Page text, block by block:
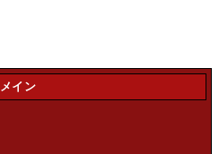
メイン